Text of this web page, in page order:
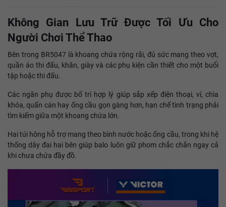
Không Gian Lưu Trữ Được Tối Ưu Cho
Người Chơi Thể Thao
Bên trong BR5047 là khoang chứa rộng rãi, đủ sức mang theo vợt,
quần áo thi đấu, khăn, giày và các phụ kiện cần thiết cho một buổi
tập hoặc thi đấu.
Các ngăn phụ được bố trí hợp lý giúp sắp xếp điện thoại, ví, chìa
khóa, quấn cán hay ống cầu gọn gàng hơn, hạn chế tình trạng phải
tìm kiếm giữa một khoang chứa lớn.
Hai túi hông hỗ trợ mang theo bình nước hoặc ống cầu, trong khi hệ
thống dây đai hai bên giúp balo luôn giữ phom chắc chắn ngay cả
khi chưa chứa đầy đồ.